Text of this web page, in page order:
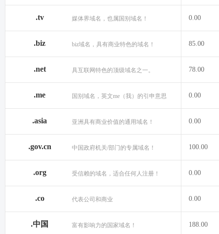
.tv 媒体界域名，也属国别域名！ 0.00
.biz biz域名，具有商业特色的域名！ 85.00
.net 具互联网特色的顶级域名之一。 78.00
.me 国别域名，英文me（我）的引申意思 0.00
.asia 亚洲具有商业价值的通用域名！ 0.00
.gov.cn 中国政府机关/部门的专属域名！ 100.00
.org 受信赖的域名，适合任何人注册！ 0.00
.co 代表公司和商业 0.00
.中国 富有影响力的国家域名！ 188.00